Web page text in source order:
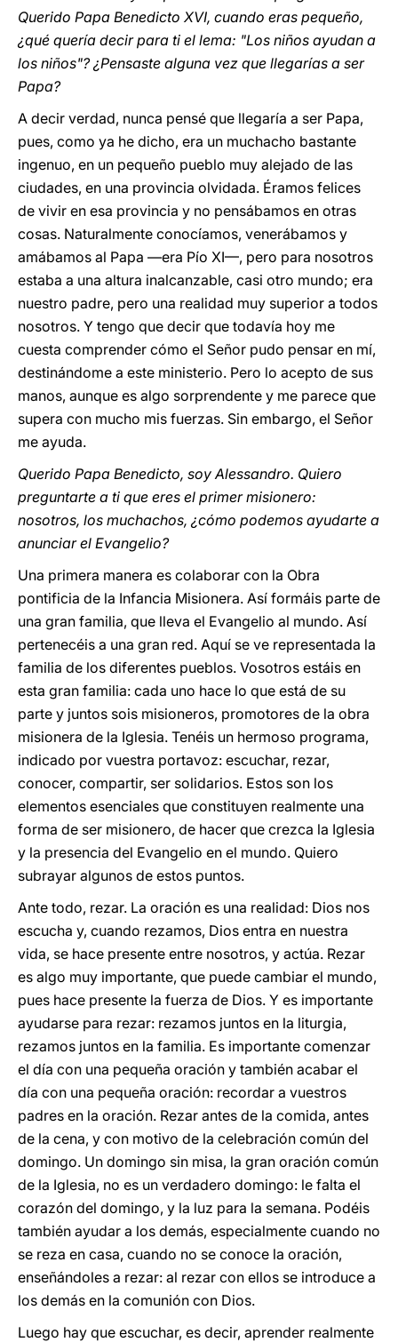
Querido Papa Benedicto XVI, cuando eras pequeño,
¿qué quería decir para ti el lema: "Los niños ayudan a
los niños"? ¿Pensaste alguna vez que llegarías a ser
Papa?
A decir verdad, nunca pensé que llegaría a ser Papa,
pues, como ya he dicho, era un muchacho bastante
ingenuo, en un pequeño pueblo muy alejado de las
ciudades, en una provincia olvidada. Éramos felices
de vivir en esa provincia y no pensábamos en otras
cosas. Naturalmente conocíamos, venerábamos y
amábamos al Papa —era Pío XI—, pero para nosotros
estaba a una altura inalcanzable, casi otro mundo; era
nuestro padre, pero una realidad muy superior a todos
nosotros. Y tengo que decir que todavía hoy me
cuesta comprender cómo el Señor pudo pensar en mí,
destinándome a este ministerio. Pero lo acepto de sus
manos, aunque es algo sorprendente y me parece que
supera con mucho mis fuerzas. Sin embargo, el Señor
me ayuda.
Querido Papa Benedicto, soy Alessandro. Quiero
preguntarte a ti que eres el primer misionero:
nosotros, los muchachos, ¿cómo podemos ayudarte a
anunciar el Evangelio?
Una primera manera es colaborar con la Obra
pontificia de la Infancia Misionera. Así formáis parte de
una gran familia, que lleva el Evangelio al mundo. Así
pertenecéis a una gran red. Aquí se ve representada la
familia de los diferentes pueblos. Vosotros estáis en
esta gran familia: cada uno hace lo que está de su
parte y juntos sois misioneros, promotores de la obra
misionera de la Iglesia. Tenéis un hermoso programa,
indicado por vuestra portavoz: escuchar, rezar,
conocer, compartir, ser solidarios. Estos son los
elementos esenciales que constituyen realmente una
forma de ser misionero, de hacer que crezca la Iglesia
y la presencia del Evangelio en el mundo. Quiero
subrayar algunos de estos puntos.
Ante todo, rezar. La oración es una realidad: Dios nos
escucha y, cuando rezamos, Dios entra en nuestra
vida, se hace presente entre nosotros, y actúa. Rezar
es algo muy importante, que puede cambiar el mundo,
pues hace presente la fuerza de Dios. Y es importante
ayudarse para rezar: rezamos juntos en la liturgia,
rezamos juntos en la familia. Es importante comenzar
el día con una pequeña oración y también acabar el
día con una pequeña oración: recordar a vuestros
padres en la oración. Rezar antes de la comida, antes
de la cena, y con motivo de la celebración común del
domingo. Un domingo sin misa, la gran oración común
de la Iglesia, no es un verdadero domingo: le falta el
corazón del domingo, y la luz para la semana. Podéis
también ayudar a los demás, especialmente cuando no
se reza en casa, cuando no se conoce la oración,
enseñándoles a rezar: al rezar con ellos se introduce a
los demás en la comunión con Dios.
Luego hay que escuchar, es decir, aprender realmente